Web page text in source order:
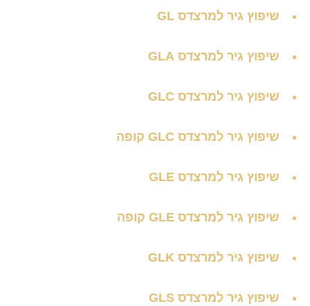
שיפוץ גיר למרצדס GL
שיפוץ גיר למרצדס GLA
שיפוץ גיר למרצדס GLC
שיפוץ גיר למרצדס GLC קופה
שיפוץ גיר למרצדס GLE
שיפוץ גיר למרצדס GLE קופה
שיפוץ גיר למרצדס GLK
שיפוץ גיר למרצדס GLS